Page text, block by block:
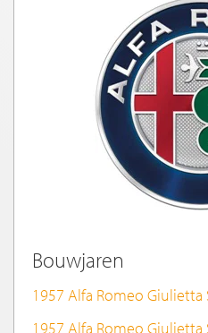
Bouwjaren
1957 Alfa Romeo Giulietta
1957 Alfa Romeo Giulietta